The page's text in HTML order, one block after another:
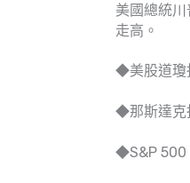
美國總統
走高。
◆美股道瓊
◆那斯達克
◆S&P 500